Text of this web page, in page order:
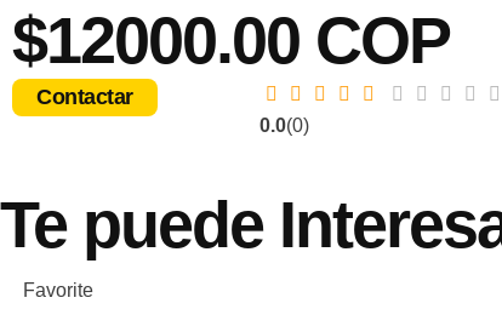
$12000.00 COP
Contactar
0.0(0)
Te puede
Favorite